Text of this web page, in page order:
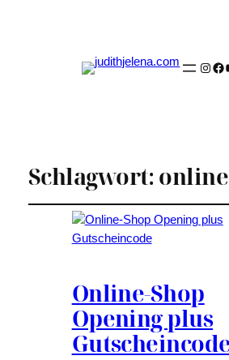
Schlagwort: online
Online-Shop
Opening plus